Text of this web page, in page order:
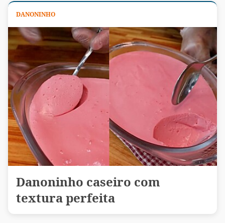
DANONINHO
Danoninho caseiro com
textura perfeita